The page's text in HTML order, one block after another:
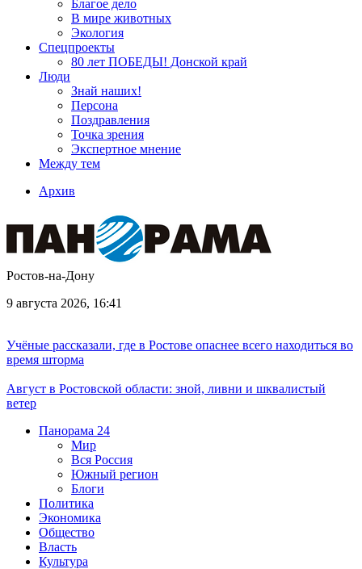
Благое дело
В мире животных
Экология
Спецпроекты
80 лет ПОБЕДЫ! Донской край
Люди
Знай наших!
Персона
Поздравления
Точка зрения
Экспертное мнение
Между тем
Архив
Ростов-на-Дону
9 августа 2026, 16:41
Учёные рассказали, где в Ростове опаснее всего находиться во
время шторма
Август в Ростовской области: зной, ливни и шквалистый
ветер
Панорама 24
Мир
Вся Россия
Южный регион
Блоги
Политика
Экономика
Общество
Власть
Культура